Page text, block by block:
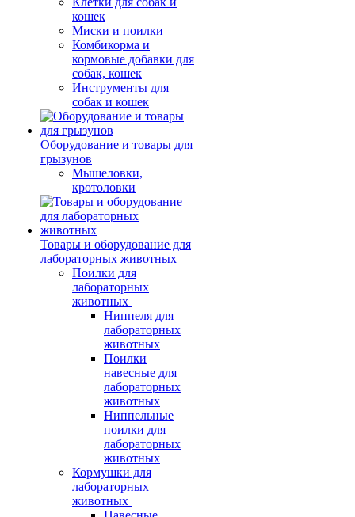
кошек
Миски и поилки
Комбикорма и
кормовые добавки для
собак, кошек
Инструменты для
собак и кошек
Оборудование и товары для
грызунов
Мышеловки,
кротоловки
Товары и оборудование для
лабораторных животных
Поилки для
лабораторных
животных
Ниппеля для
лабораторных
животных
Поилки
навесные для
лабораторных
животных
Ниппельные
поилки для
лабораторных
животных
Кормушки для
лабораторных
животных